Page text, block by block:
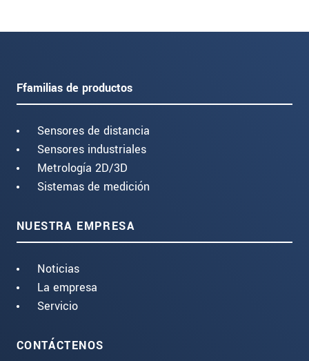
Ffamilias de productos
Sensores de distancia
Sensores industriales
Metrología 2D/3D
Sistemas de medición
NUESTRA EMPRESA
Noticias
La empresa
Servicio
CONTÁCTENOS